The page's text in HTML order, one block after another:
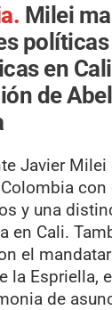
Milei
políticas
en
de
Javier
con
y una
en Cali.
el
la Espriella,
de